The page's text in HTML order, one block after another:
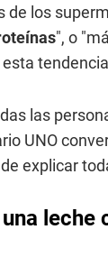
de los
", o
las
UNO
explicar
leche